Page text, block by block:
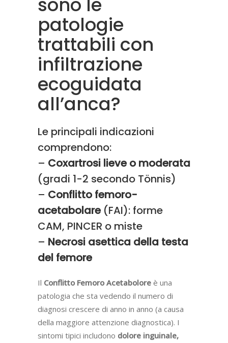
patologie
trattabili con
infiltrazione
ecoguidata
all’anca?
Le principali indicazioni
comprendono:
– Coxartrosi lieve o moderata
(gradi 1-2 secondo Tönnis)
– Conflitto femoro-
acetabolare (FAI): forme
CAM, PINCER o miste
– Necrosi asettica della testa
del femore
Il Conflitto Femoro Acetabolore è una
patologia che sta vedendo il numero di
diagnosi crescere di anno in anno (a causa
della maggiore attenzione diagnostica). I
sintomi tipici includono dolore inguinale,